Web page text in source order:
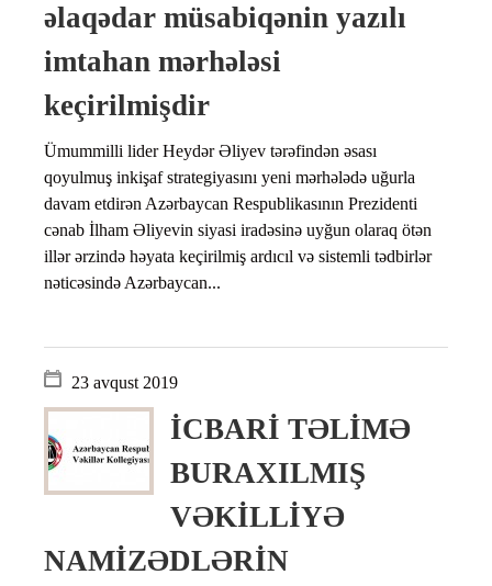
əlaqədar müsabiqənin yazılı
imtahan mərhələsi
keçirilmişdir
Ümummilli lider Heydər Əliyev tərəfindən əsası
qoyulmuş inkişaf strategiyasını yeni mərhələdə uğurla
davam etdirən Azərbaycan Respublikasının Prezidenti
cənab İlham Əliyevin siyasi iradəsinə uyğun olaraq ötən
illər ərzində həyata keçirilmiş ardıcıl və sistemli tədbirlər
nəticəsində Azərbaycan...
23 avqust 2019
İCBARİ TƏLİMƏ
BURAXILMIŞ
VƏKİLLİYƏ
NAMİZƏDLƏRİN